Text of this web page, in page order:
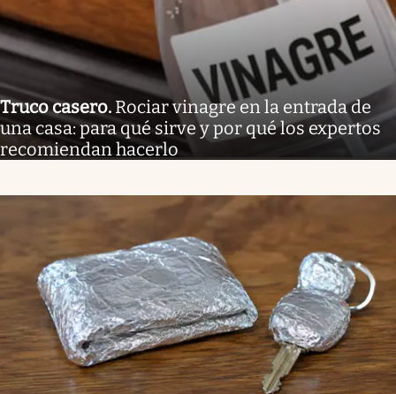
Truco casero. Rociar vinagre en la entrada de
una casa: para qué sirve y por qué los expertos
recomiendan hacerlo